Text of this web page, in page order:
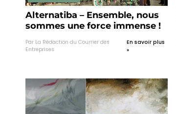
Alternatiba – Ensemble, nous
sommes une force immense !
Par La Rédaction du Courrier des
Entreprises
En savoir plus
»